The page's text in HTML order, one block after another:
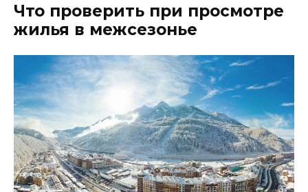
Что проверить при просмотре
жилья в межсезонье